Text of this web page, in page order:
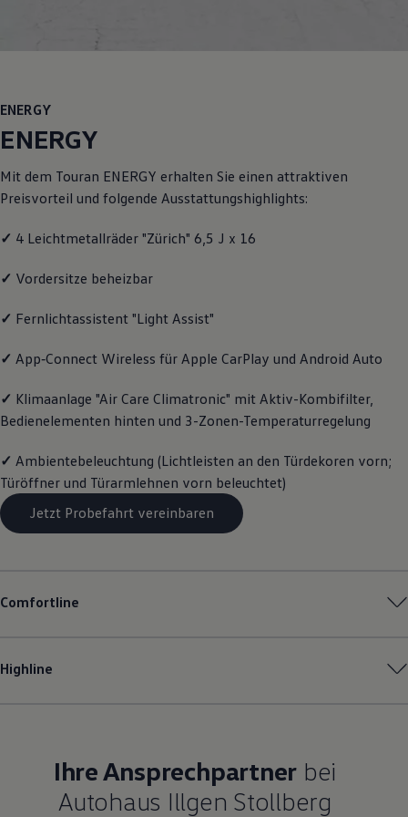
Pannen- und Unfallhilfe
Individualisieren
Wallbox und Ladekabel
Digitale Extras
Volkswagen Apps, Login und Shop
Updates für Software, Karten und Radio
Vorgängermodelle
Kundeninformationen
Warn- und Kontrollleuchten
Digitale Betriebsanleitung
Live Beratung
Magazin
Transport
Familie
Elektromobilität
Volkswagen R
Pannen- und Unfallhilfe
Volkswagen Kundenbetreuung
ENERGY
ENERGY
Mit dem Touran ENERGY erhalten Sie einen attraktiven
Preisvorteil und folgende Ausstattungshighlights:
✓ 4 Leichtmetallräder "Zürich" 6,5 J x 16
✓ Vordersitze beheizbar
✓ Fernlichtassistent "Light Assist"
✓ App‑Connect Wireless für Apple CarPlay und Android Auto
✓ Klimaanlage "Air Care Climatronic" mit Aktiv-Kombifilter,
Bedienelementen hinten und 3-Zonen-Temperaturregelung
✓ Ambientebeleuchtung (Lichtleisten an den Türdekoren vorn;
Türöffner und Türarmlehnen vorn beleuchtet)
Jetzt Probefahrt vereinbaren
Comfortline
Highline
Ihre Ansprechpartner bei
Autohaus Illgen Stollberg